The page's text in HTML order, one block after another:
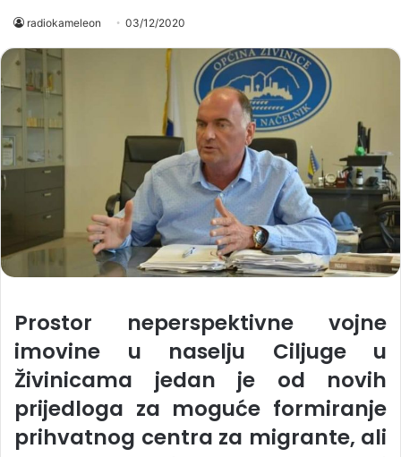
radiokameleon 03/12/2020
Prostor neperspektivne vojne
imovine u naselju Ciljuge u
Živinicama jedan je od novih
prijedloga za moguće formiranje
prihvatnog centra za migrante, ali